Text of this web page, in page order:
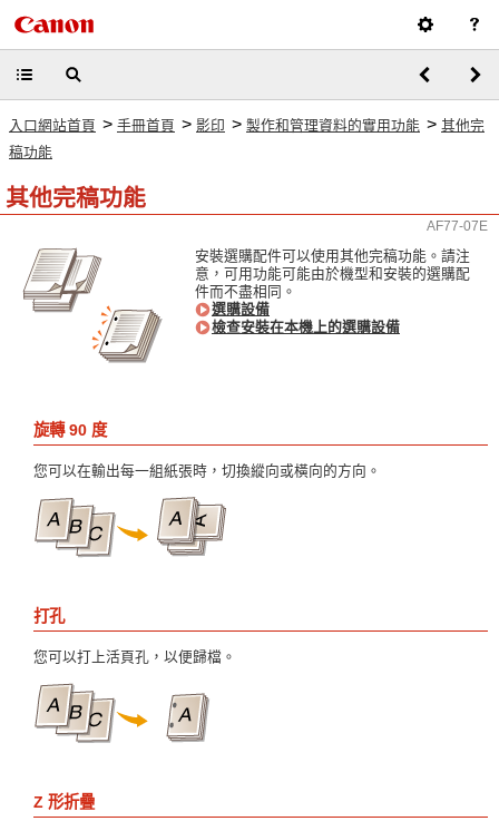
入口網站首頁 > 手冊首頁 > 影印 > 製作和管理資料的實用功能 > 其他完
稿功能
其他完稿功能
AF77-07E
安裝選購配件可以使用其他完稿功能。請注
意，可用功能可能由於機型和安裝的選購配
件而不盡相同。
選購設備
檢查安裝在本機上的選購設備
旋轉 90 度
您可以在輸出每一組紙張時，切換縱向或橫向的方向。
打孔
您可以打上活頁孔，以便歸檔。
Z 形折疊